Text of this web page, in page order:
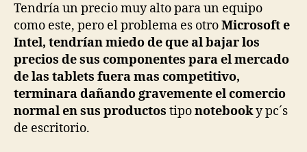
Tendría un precio muy alto para un equipo
como este, pero el problema es otroMicrosoft e
Intel, tendrían miedo de que al bajar los
precios de sus componentes para el mercado
de las tablets fuera mas competitivo,
terminara dañando gravemente el comercio
normal en sus productos tiponotebooky pc´s
de escritorio.